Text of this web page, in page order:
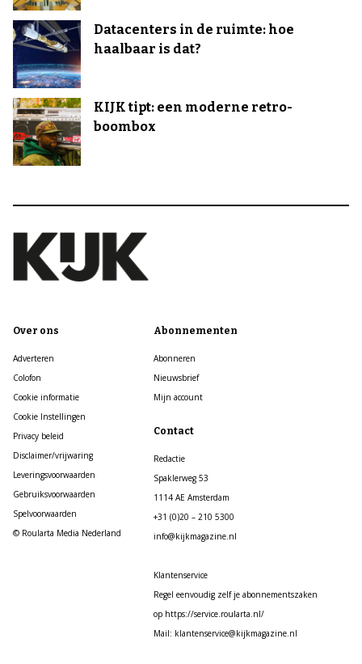
Datacenters in de ruimte: hoe
haalbaar is dat?
KIJK tipt: een moderne retro-
boombox
Over ons
Adverteren
Colofon
Cookie informatie
Cookie Instellingen
Privacy beleid
Disclaimer/vrijwaring
Leveringsvoorwaarden
Gebruiksvoorwaarden
Spelvoorwaarden
© Roularta Media Nederland
Abonnementen
Abonneren
Nieuwsbrief
Mijn account
Contact
Redactie
Spaklerweg 53
1114 AE Amsterdam
+31 (0)20 – 210 5300
info@kijkmagazine.nl
Klantenservice
Regel eenvoudig zelf je abonnementszaken
op https://service.roularta.nl/
Mail: klantenservice@kijkmagazine.nl